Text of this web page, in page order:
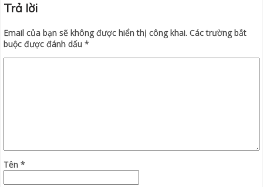
Trả lời
Email của bạn sẽ không được hiển thị công khai. Các trường bắt
buộc được đánh dấu *
Tên *